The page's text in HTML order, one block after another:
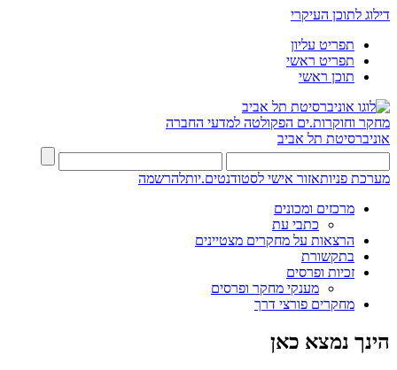
דילוג לתוכן העיקרי
תפריט עליון
תפריט ראשי
תוכן ראשי
מחקר וחוקרות.ים הפקולטה למדעי החברה
אוניברסיטת תל אביב
מערכת פניותאזור אישי לסטודנטים.יותלהרשמה
מרכזים ומכונים
כתבי עת
הרצאות על מחקרים מצטיינים
בתקשורת
זכיות ופרסים
מענקי מחקר ופרסים
מחקרים פורצי דרך
הינך נמצא כאן